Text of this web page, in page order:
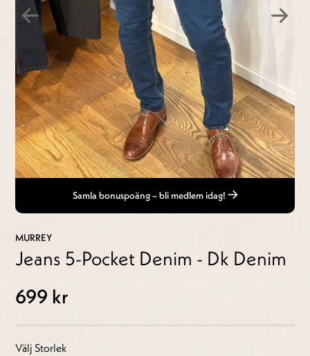
Samla bonuspoäng – bli medlem idag!
MURREY
Jeans 5-Pocket Denim - Dk Denim
699 kr
Välj Storlek